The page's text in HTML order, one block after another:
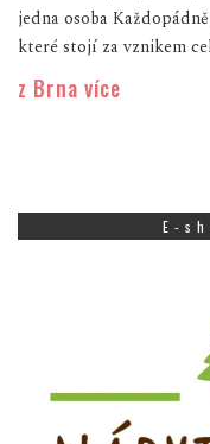
jedna osoba
které stojí za vznikem
z Brna více
E-